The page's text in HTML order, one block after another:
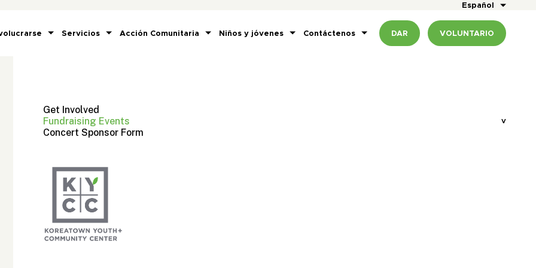
Español
Servicios Acción Comunitaria Niños y jóvenes Contáctenos DAR VOLUNTARIO
Get Involved
Fundraising Events
Concert Sponsor Form